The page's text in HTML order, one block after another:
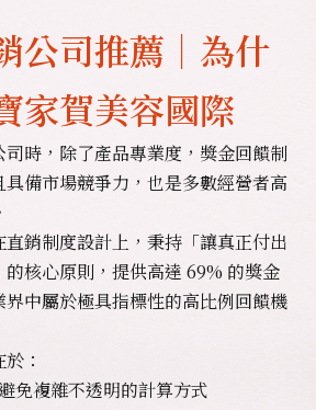
公司推薦｜為什
家賀美容國際
時，除了產品專業度，獎金回饋制
備市場競爭力，也是多數經營者高
銷制度設計上，秉持「讓真正付出
核心原則，提供高達 69% 的獎金
中屬於極具指標性的高比例回饋機
：
免複雜不透明的計算方式